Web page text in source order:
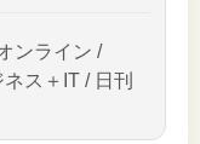
ンライン /
ス＋IT / 日刊